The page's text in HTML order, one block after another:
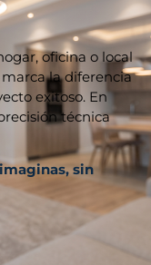
oficina o local
la diferencia
exitoso. En
técnica
sin